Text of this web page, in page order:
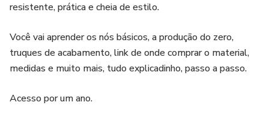
resistente, prática e cheia de estilo.
Você vai aprender os nós básicos, a produção do zero,
truques de acabamento, link de onde comprar o material,
medidas e muito mais, tudo explicadinho, passo a passo.
Acesso por um ano.